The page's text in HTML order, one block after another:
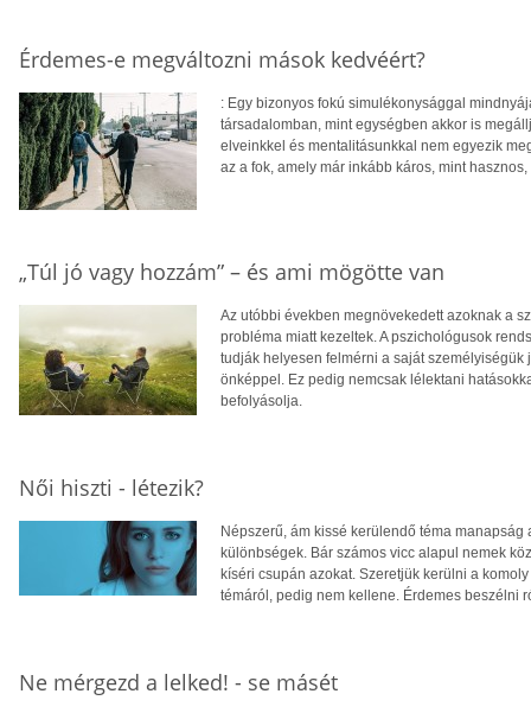
Érdemes-e megváltozni mások kedvéért?
: Egy bizonyos fokú simulékonysággal
társadalomban, mint egységben akkor is
elveinkkel és mentalitásunkkal nem egyezik
az a fok, amely már inkább káros, mint
„Túl jó vagy hozzám” – és ami mögötte van
Az utóbbi években megnövekedett azoknak a
probléma miatt kezeltek. A pszichológusok
tudják helyesen felmérni a saját
önképpel. Ez pedig nemcsak lélektani
befolyásolja.
Női hiszti - létezik?
Népszerű, ám kissé kerülendő téma
különbségek. Bár számos vicc alapul nemek
kíséri csupán azokat. Szeretjük kerülni a
témáról, pedig nem kellene. Érdemes beszélni
Ne mérgezd a lelked! - se másét